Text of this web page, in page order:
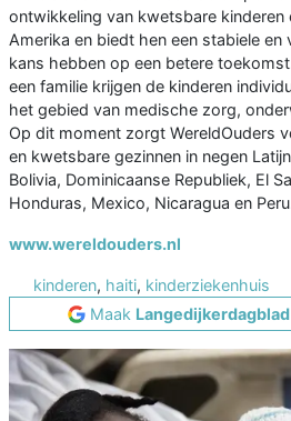
ontwikkeling van kwetsbare kinderen
Amerika en biedt hen een stabiele
kans hebben op een betere
een familie krijgen de kinderen
het gebied van medische zorg,
Op dit moment zorgt WereldOuders
en kwetsbare gezinnen in negen
Bolivia, Dominicaanse Republiek, El
Honduras, Mexico, Nicaragua en
www.wereldouders.nl
kinderen, haiti, kinderziekenhuis
Maak Langedijkerdagblad